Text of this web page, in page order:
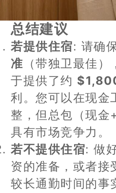
总结建议
若提供住宿: 请确
准 （带独卫最佳
于提供了约
利。您可以在现金
整，但总包（现金
具有市场竞争力。
若不提供住宿: 做
资的准备，或者接
较长通勤时间的事